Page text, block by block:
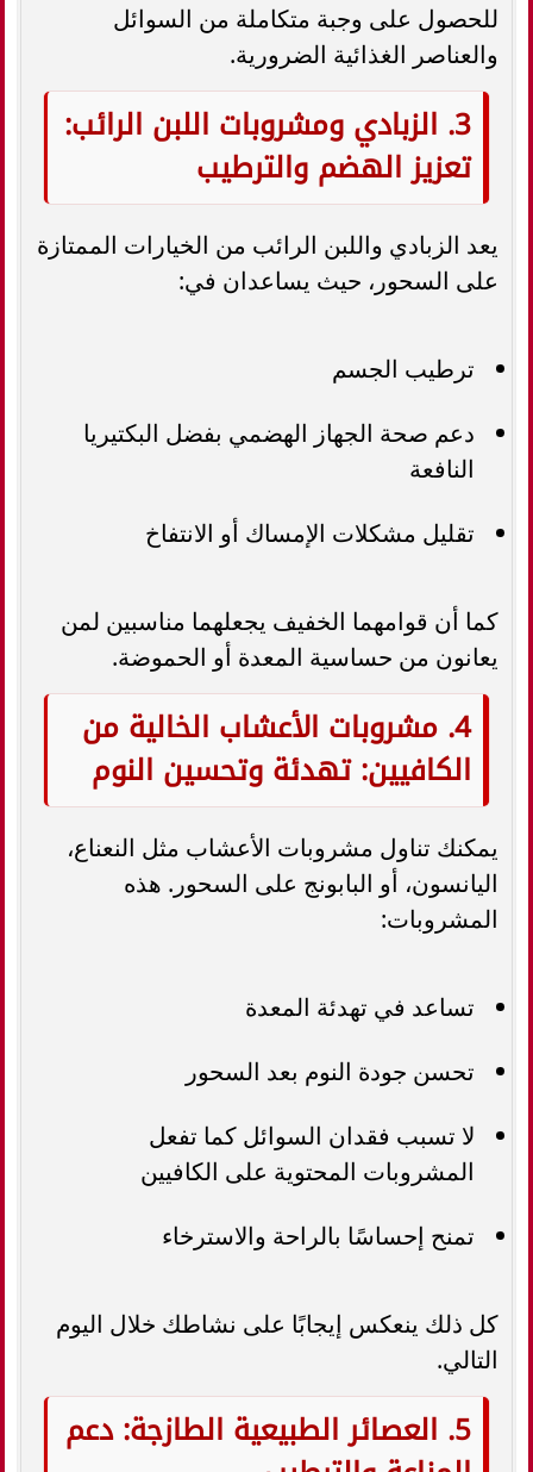
للحصول على وجبة متكاملة من السوائل
والعناصر الغذائية الضرورية.
3. الزبادي ومشروبات اللبن الرائب:
تعزيز الهضم والترطيب
يعد الزبادي واللبن الرائب من الخيارات الممتازة
على السحور، حيث يساعدان في:
ترطيب الجسم
دعم صحة الجهاز الهضمي بفضل البكتيريا
النافعة
تقليل مشكلات الإمساك أو الانتفاخ
كما أن قوامهما الخفيف يجعلهما مناسبين لمن
يعانون من حساسية المعدة أو الحموضة.
4. مشروبات الأعشاب الخالية من
الكافيين: تهدئة وتحسين النوم
يمكنك تناول مشروبات الأعشاب مثل النعناع،
اليانسون، أو البابونج على السحور. هذه
المشروبات:
تساعد في تهدئة المعدة
تحسن جودة النوم بعد السحور
لا تسبب فقدان السوائل كما تفعل
المشروبات المحتوية على الكافيين
تمنح إحساسًا بالراحة والاسترخاء
كل ذلك ينعكس إيجابًا على نشاطك خلال اليوم
التالي.
5. العصائر الطبيعية الطازجة: دعم